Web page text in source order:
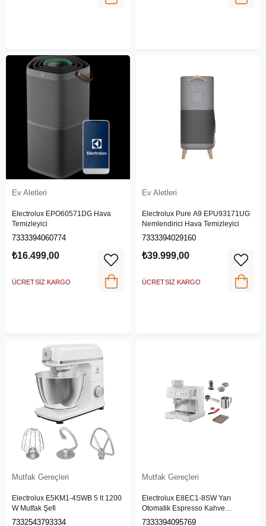
Ev Aletleri
Electrolux EPO60571DG Hava
Temizleyici
7333394060774
₺16.499,00
ÜCRETSIZ KARGO
Ev Aletleri
Electrolux Pure A9 EPU93171UG
Nemlendirici Hava Temizleyici
7333394029160
₺39.999,00
ÜCRETSIZ KARGO
Mutfak Gereçleri
Electrolux E5KM1-4SWB 5 lt 1200
W Mutfak Şefi
7332543793334
Mutfak Gereçleri
Electrolux E8EC1-8SW Yarı
Otomatik Espresso Kahve
Makinesi
7333394095769